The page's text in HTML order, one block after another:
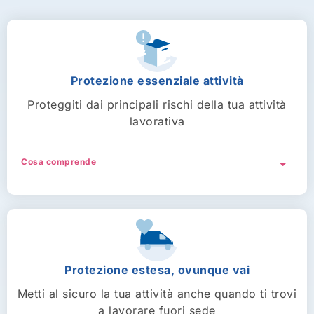
Protezione essenziale attività
Proteggiti dai principali rischi della tua attività
lavorativa
Cosa comprende
Con il Pacchetto “La protezione che conta” hai
le coperture essenziali contro i danni ai tuoi
come incendio, fenomeno elettrico e
spargimento liquidi. Inoltre sei protetto anche
nel caso in cui tu o tuoi dipendenti
causiate danni accidentali ad altri.
Il pacchetto prevede le seguenti garanzie:
Protezione estesa, ovunque vai
Metti al sicuro la tua attività anche quando ti trovi
a lavorare fuori sede